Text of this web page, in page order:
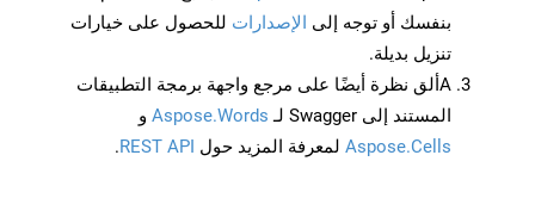
بنفسك أو توجه إلى الإصدارات للحصول على خيارات
تنزيل بديلة.
Aألق نظرة أيضًا على مرجع واجهة برمجة التطبيقات
المستند إلى Swagger لـ
Aspose.Words و
Aspose.Cells لمعرفة المزيد حول REST API
.